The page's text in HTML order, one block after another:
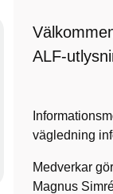
vägledning
Medverkar
Magnus